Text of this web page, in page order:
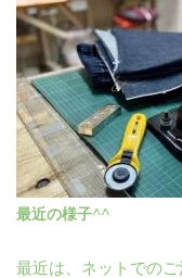
最近の様子^^
最近は、ネットでの